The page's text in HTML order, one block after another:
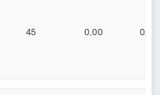
45 0,00 0,00